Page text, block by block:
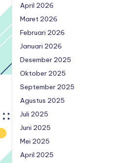
April 2026
Maret 2026
Februari 2026
Januari 2026
Desember 2025
Oktober 2025
September 2025
Agustus 2025
Juli 2025
Juni 2025
Mei 2025
April 2025